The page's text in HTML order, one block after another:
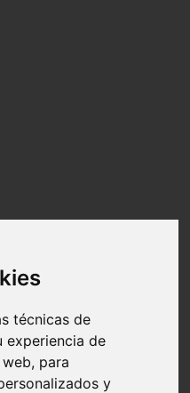
técnicas de
experiencia de
para
y